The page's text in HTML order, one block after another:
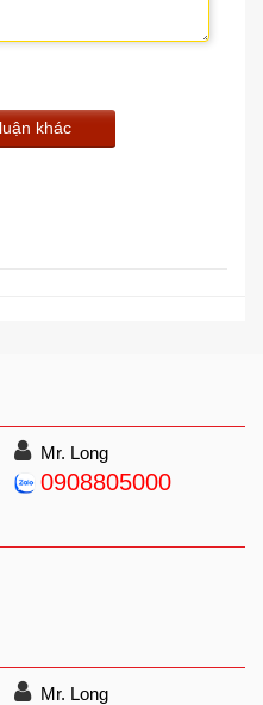
khác
Mr. Long
0908805000
Mr. Long